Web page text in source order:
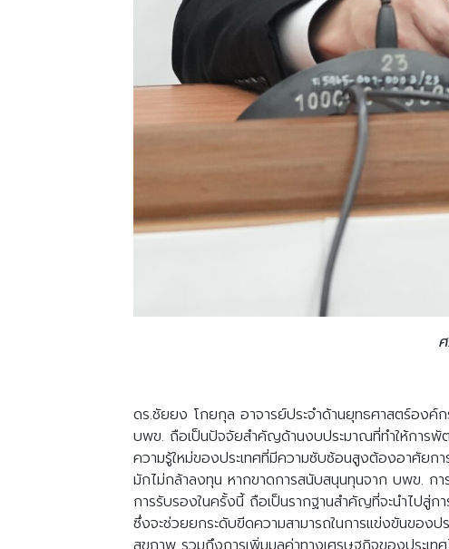
ดร.ชัยยง โกยกุล อาจารย์ประจำด้านยุทธศาสตร์อง
บพข. ถือเป็นปัจจัยสำคัญด้านงบประมาณที่ทำให้การพั
ความรู้ใหม่ของประเทศที่มีความซับซ้อนสูงต้องอาศัยก
มักไม่กล้าลงทุน หากขาดการสนับสนุนทุนจาก บพข. ก
การรับรองในครั้งนี้ ถือเป็นรากฐานสำคัญที่จะนำไปสู่
ซึ่งจะช่วยยกระดับขีดความสามารถในการแข่งขันของ